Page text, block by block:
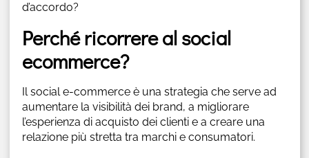
d’accordo?
Perché ricorrere al social
ecommerce?
Il social e-commerce è una strategia che serve ad
aumentare la visibilità dei brand, a migliorare
l’esperienza di acquisto dei clienti e a creare una
relazione più stretta tra marchi e consumatori.